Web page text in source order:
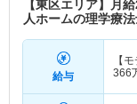
【東区エリア】月
人ホームの理学療
給与
【
366